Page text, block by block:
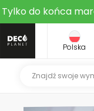
Tylko do końca
Polska